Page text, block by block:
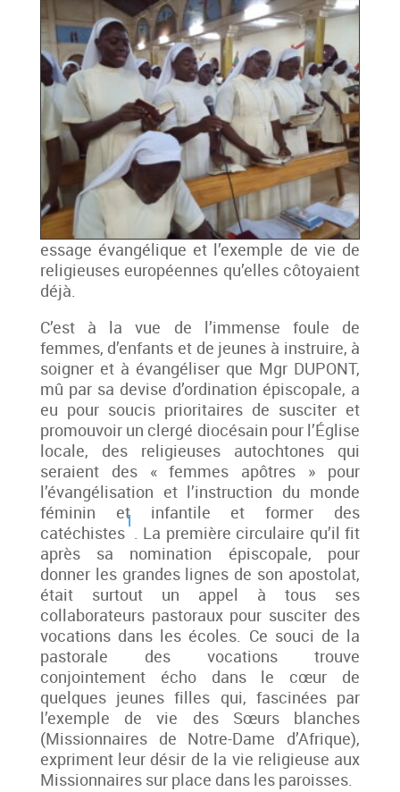
essage évangélique et l’exemple de vie de
religieuses européennes qu’elles côtoyaient
déjà.
C’est à la vue de l’immense foule de
femmes, d’enfants et de jeunes à instruire, à
soigner et à évangéliser que Mgr DUPONT,
mû par sa devise d’ordination épiscopale, a
eu pour soucis prioritaires de susciter et
promouvoir un clergé diocésain pour l’Église
locale, des religieuses autochtones qui
seraient des « femmes apôtres » pour
l’évangélisation et l’instruction du monde
féminin et infantile et former des
catéchistes
1
. La première circulaire qu’il fit
après sa nomination épiscopale, pour
donner les grandes lignes de son apostolat,
était surtout un appel à tous ses
collaborateurs pastoraux pour susciter des
vocations dans les écoles. Ce souci de la
pastorale des vocations trouve
conjointement écho dans le cœur de
quelques jeunes filles qui, fascinées par
l’exemple de vie des Sœurs blanches
(Missionnaires de Notre-Dame d’Afrique),
expriment leur désir de la vie religieuse aux
Missionnaires sur place dans les paroisses.